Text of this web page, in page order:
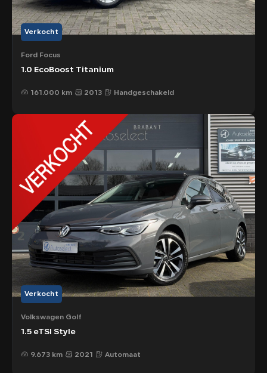
Verkocht
Ford Focus
1.0 EcoBoost Titanium
161.000 km 2013 Handgeschakeld
Verkocht
Volkswagen Golf
1.5 eTSI Style
9.673 km 2021 Automaat